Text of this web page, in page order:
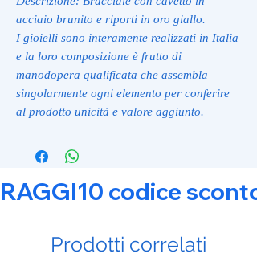
acciaio brunito e riporti in oro giallo.
I gioielli sono interamente realizzati in Italia
e la loro composizione è frutto di
manodopera qualificata che assembla
singolarmente ogni elemento per conferire
al prodotto unicità e valore aggiunto.
RAGGI10 codice
Prodotti correlati